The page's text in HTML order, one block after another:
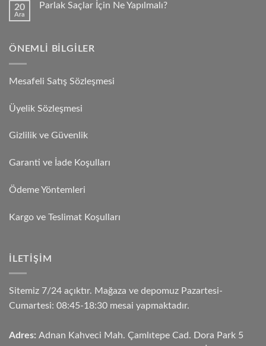
20
Ara
Parlak Saçlar İçin Ne Yapılmalı?
ÖNEMLI BILGILER
Mesafeli Satış Sözleşmesi
Üyelik Sözleşmesi
Gizlilik ve Güvenlik
Garanti ve İade Koşulları
Ödeme Yöntemleri
Kargo ve Teslimat Koşulları
İLETIŞIM
Sitemiz 7/24 açıktır. Mağaza ve depomuz Pazartesi-
Cumartesi: 08:45-18:30 mesai yapmaktadır.
Adres: Adnan Kahveci Mah. Çamlıtepe Cad. Dora Park 5